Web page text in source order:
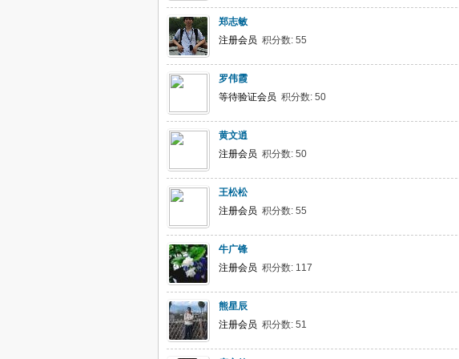
郑志敏
注册会员 积分数: 55
罗伟霞
等待验证会员 积分数: 50
黄文逍
注册会员 积分数: 50
王松松
注册会员 积分数: 55
牛广锋
注册会员 积分数: 117
熊星辰
注册会员 积分数: 51